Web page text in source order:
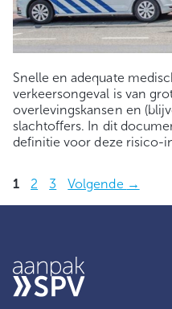
Snelle en adequate
verkeersongeval is van
overlevingskansen en
slachtoffers. In dit
definitie voor deze risico-
Pagina
1 Pagina
2 Pagina
3 Volgende →